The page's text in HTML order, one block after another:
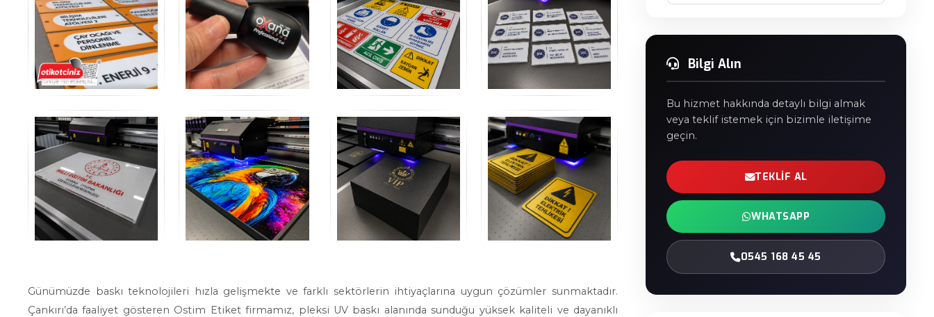
Günümüzde baskı teknolojileri hızla gelişmekte ve farklı sektörlerin ihtiyaçlarına uygun çözümler sunmaktadır.
Çankırı’da faaliyet gösteren Ostim Etiket firmamız, pleksi UV baskı alanında sunduğu yüksek kaliteli ve dayanıklı
Bilgi Alın
Bu hizmet hakkında detaylı bilgi almak
veya teklif istemek için bizimle iletişime
geçin.
TEKLIF AL
WHATSAPP
0545 168 45 45